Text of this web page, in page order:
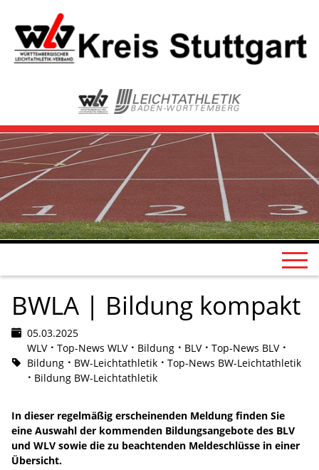
BWLA | Bildung kompakt
05.03.2025
WLV
Top-News WLV Bildung BLV
Top-News BLV
Bildung
BW-Leichtathletik
Top-News BW-Leichtathletik
Bildung BW-Leichtathletik
In dieser regelmäßig erscheinenden Meldung finden Sie
eine Auswahl der kommenden Bildungsangebote des BLV
und WLV sowie die zu beachtenden Meldeschlüsse in einer
Übersicht.